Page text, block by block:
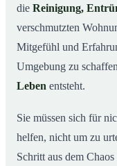
die Reinigung,
verschmutzten
Mitgefühl und
Umgebung zu
Leben entsteht.
Sie müssen sich für
helfen, nicht um zu
Schritt aus dem